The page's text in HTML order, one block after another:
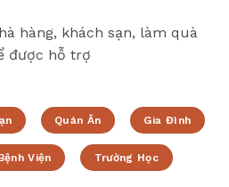
hàng, khách sạn, làm quà
được hỗ trợ
Quán Ăn Gia Đình
Viện Trường Học